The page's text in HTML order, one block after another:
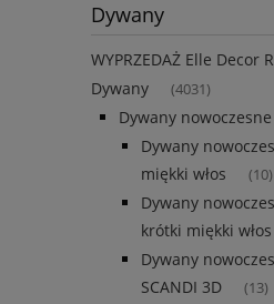
Dywany
WYPRZEDAŻ Elle Decor
Dywany (4031)
Dywany nowoczesne
Dywany
miękki włos
(10)
Dywany
krótki miękki włos
Dywany
SCANDI 3D
(13)